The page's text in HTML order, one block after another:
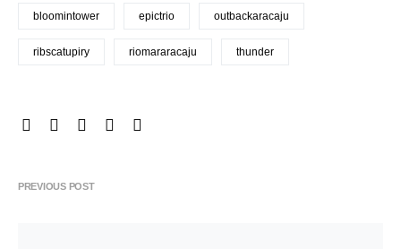
bloomintower epictrio outbackaracaju
ribscatupiry riomararacaju thunder
PREVIOUS POST